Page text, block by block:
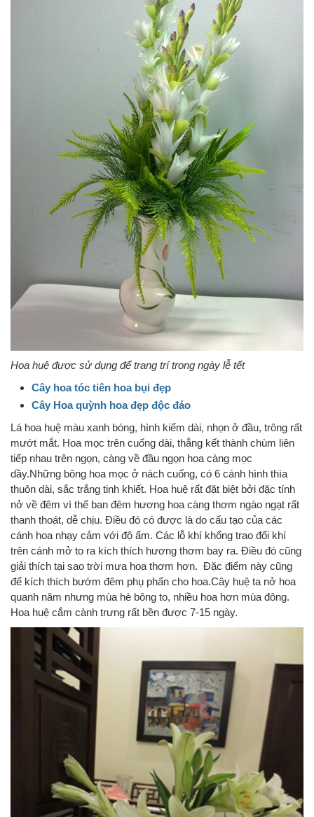
Hoa huệ được sử dụng để trang trí trong ngày lễ tết
Cây hoa tóc tiên hoa bụi đẹp
Cây Hoa quỳnh hoa đẹp độc đáo
Lá hoa huệ màu xanh bóng, hình kiếm dài, nhọn ở đầu, trông rất
mướt mắt. Hoa mọc trên cuống dài, thẳng kết thành chùm liên
tiếp nhau trên ngọn, càng về đầu ngọn hoa càng mọc
dầy.Những bông hoa mọc ở nách cuống, có 6 cánh hình thìa
thuôn dài, sắc trắng tinh khiết. Hoa huệ rất đặt biệt bởi đặc tính
nở về đêm vì thế ban đêm hương hoa càng thơm ngào ngạt rất
thanh thoát, dễ chịu. Điều đó có được là do cấu tạo của các
cánh hoa nhạy cảm với độ ẩm. Các lỗ khí khổng trao đổi khí
trên cánh mở to ra kích thích hương thơm bay ra. Điều đó cũng
giải thích tại sao trời mưa hoa thơm hơn. Đặc điểm này cũng
để kích thích bướm đêm phụ phấn cho hoa.Cây huệ ta nở hoa
quanh năm nhưng mùa hè bông to, nhiều hoa hơn mùa đông.
Hoa huệ cắm cành trưng rất bền được 7-15 ngày.